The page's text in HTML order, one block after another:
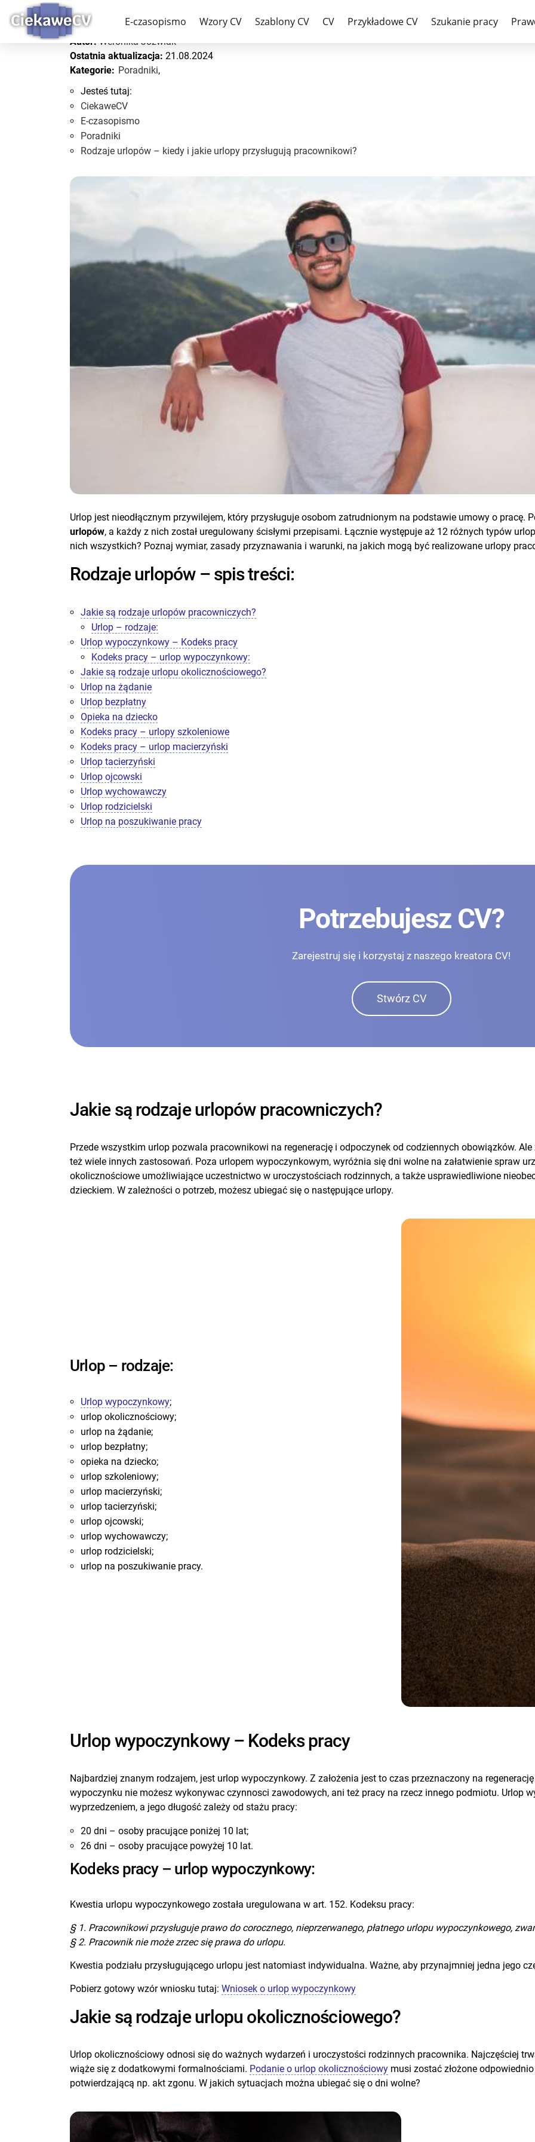
E-czasopismo Wzory CV Szablony CV CV Przykładowe CV Szukanie pracy
Rodzaje urlopów – kiedy i jakie urlopy przysługują
Autor: Weronika Jóźwiak
Ostatnia aktualizacja: 21.08.2024
Kategorie: Poradniki,
Jesteś tutaj:
CiekaweCV
E-czasopismo
Poradniki
Rodzaje urlopów – kiedy i jakie urlopy przysługują pracownikowi?
Urlop jest nieodłącznym przywilejem, który przysługuje osobom zatrudnionym na podstawie umowy o pracę.
urlopów, a każdy z nich został uregulowany ścisłymi przepisami. Łącznie występuje aż 12 różnych typów
nich wszystkich? Poznaj wymiar, zasady przyznawania i warunki, na jakich mogą być realizowane urlopy
Rodzaje urlopów – spis treści:
Jakie są rodzaje urlopów pracowniczych?
Urlop – rodzaje:
Urlop wypoczynkowy – Kodeks pracy
Kodeks pracy – urlop wypoczynkowy:
Jakie są rodzaje urlopu okolicznościowego?
Urlop na żądanie
Urlop bezpłatny
Opieka na dziecko
Kodeks pracy – urlopy szkoleniowe
Kodeks pracy – urlop macierzyński
Urlop tacierzyński
Urlop ojcowski
Urlop wychowawczy
Urlop rodzicielski
Urlop na poszukiwanie pracy
Potrzebujesz CV?
Zarejestruj się i korzystaj z naszego kreatora CV!
Stwórz CV
Jakie są rodzaje urlopów pracowniczych?
Przede wszystkim urlop pozwala pracownikowi na regenerację i odpoczynek od codziennych obowiązków.
też wiele innych zastosowań. Poza urlopem wypoczynkowym, wyróżnia się dni wolne na załatwienie spraw
okolicznościowe umożliwiające uczestnictwo w uroczystościach rodzinnych, a także usprawiedliwione
dzieckiem. W zależności o potrzeb, możesz ubiegać się o następujące urlopy.
Urlop – rodzaje:
Urlop wypoczynkowy;
urlop okolicznościowy;
urlop na żądanie;
urlop bezpłatny;
opieka na dziecko;
urlop szkoleniowy;
urlop macierzyński;
urlop tacierzyński;
urlop ojcowski;
urlop wychowawczy;
urlop rodzicielski;
urlop na poszukiwanie pracy.
Urlop wypoczynkowy – Kodeks pracy
Najbardziej znanym rodzajem, jest urlop wypoczynkowy. Z założenia jest to czas przeznaczony na
wypoczynku nie możesz wykonywac czynnosci zawodowych, ani też pracy na rzecz innego podmiotu. Urlop
wyprzedzeniem, a jego długość zależy od stażu pracy:
20 dni – osoby pracujące poniżej 10 lat;
26 dni – osoby pracujące powyżej 10 lat.
Kodeks pracy – urlop wypoczynkowy:
Kwestia urlopu wypoczynkowego została uregulowana w art. 152. Kodeksu pracy:
§ 1. Pracownikowi przysługuje prawo do corocznego, nieprzerwanego, płatnego urlopu wypoczynkowego,
§ 2. Pracownik nie może zrzec się prawa do urlopu.
Kwestia podziału przysługującego urlopu jest natomiast indywidualna. Ważne, aby przynajmniej jedna jego
Pobierz gotowy wzór wniosku tutaj: Wniosek o urlop wypoczynkowy
Jakie są rodzaje urlopu okolicznościowego?
Urlop okolicznościowy odnosi się do ważnych wydarzeń i uroczystości rodzinnych pracownika. Najczęściej
wiąże się z dodatkowymi formalnościami. Podanie o urlop okolicznościowy musi zostać złożone
potwierdzającą np. akt zgonu. W jakich sytuacjach można ubiegać się o dni wolne?